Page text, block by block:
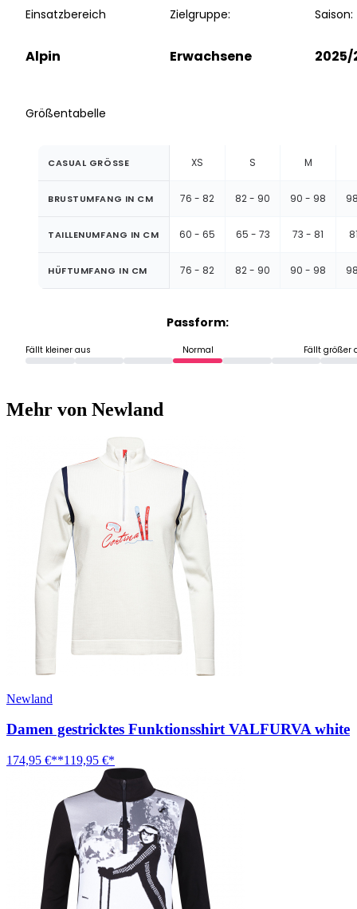
Einsatzbereich
Alpin
Zielgruppe:
Erwachsene
Saison:
2025/
Größentabelle
CASUAL GRÖSSE XS S M
BRUSTUMFANG IN CM 76 - 82 82 - 90 90 - 98
TAILLENUMFANG IN CM 60 - 65 65 - 73 73 - 81
HÜFTUMFANG IN CM 76 - 82 82 - 90 90 - 98
Passform:
Fällt kleiner aus Normal Fällt größer
Mehr von Newland
Newland
Damen gestricktes Funktionsshirt VALFURVA white
174,95 €**119,95 €*